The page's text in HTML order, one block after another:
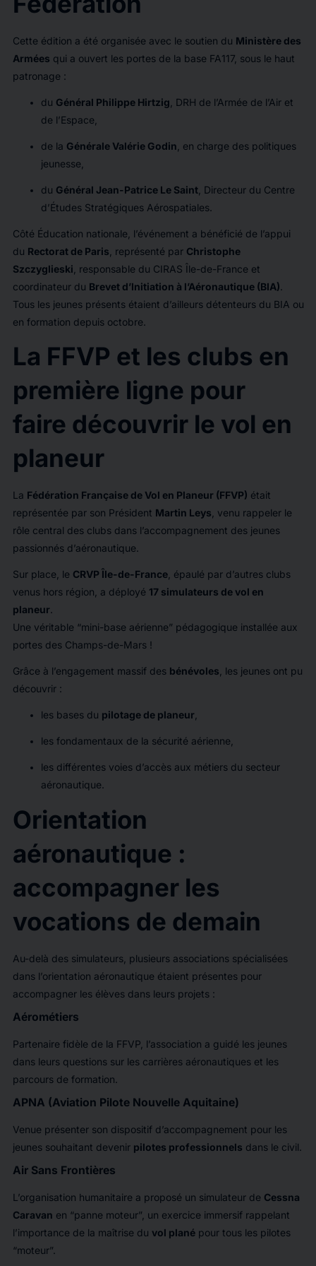
Cette édition a été organisée avec le soutien du Ministère des
Armées qui a ouvert les portes de la base FA117, sous le haut
patronage :
du Général Philippe Hirtzig , DRH de l’Armée de l’Air et
de l’Espace,
de la Générale Valérie Godin , en charge des politiques
jeunesse,
du Général Jean-Patrice Le Saint, Directeur du Centre
d’Études Stratégiques Aérospatiales.
Côté Éducation nationale, l’événement a bénéficié de l’appui
du Rectorat de Paris , représenté par Christophe
Szczyglieski , responsable du CIRAS Île-de-France et
coordinateur du Brevet d’Initiation à l’Aéronautique (BIA).
Tous les jeunes présents étaient d’ailleurs détenteurs du BIA ou
en formation depuis octobre.
La FFVP et les clubs en
première ligne pour
faire découvrir le vol en
planeur
La Fédération Française de Vol en Planeur (FFVP) était
représentée par son Président Martin Leys , venu rappeler le
rôle central des clubs dans l’accompagnement des jeunes
passionnés d’aéronautique.
Sur place, le CRVP Île-de-France, épaulé par d’autres clubs
venus hors région, a déployé 17 simulateurs de vol en
planeur.
Une véritable “mini-base aérienne” pédagogique installée aux
portes des Champs-de-Mars !
Grâce à l’engagement massif des bénévoles , les jeunes ont pu
découvrir :
les bases du pilotage de planeur
les fondamentaux de la sécurité aérienne,
les différentes voies d’accès aux métiers du secteur
aéronautique.
Orientation
aéronautique :
accompagner les
vocations de demain
Au-delà des simulateurs, plusieurs associations spécialisées
dans l’orientation aéronautique étaient présentes pour
accompagner les élèves dans leurs projets :
Aérométiers
Partenaire fidèle de la FFVP, l’association a guidé les jeunes
dans leurs questions sur les carrières aéronautiques et les
parcours de formation.
APNA (Aviation Pilote Nouvelle Aquitaine)
Venue présenter son dispositif d’accompagnement pour les
jeunes souhaitant devenir pilotes professionnels dans le civil.
Air Sans Frontières
L’organisation humanitaire a proposé un simulateur de Cessna
Caravan en “panne moteur”, un exercice immersif rappelant
l’importance de la maîtrise du vol planépour tous les pilotes
“moteur”.